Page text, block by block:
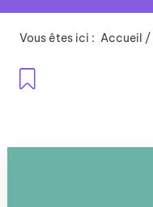
Vous êtes ici : Accueil /